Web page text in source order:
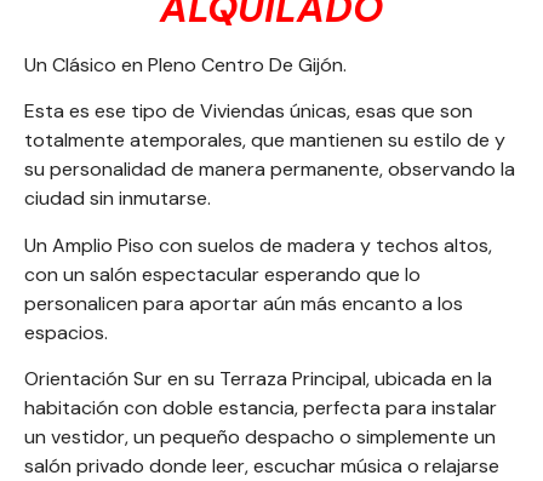
Un Clásico en Pleno Centro De Gijón.
Esta es ese tipo de Viviendas únicas, esas que son
totalmente atemporales, que mantienen su estilo de y
su personalidad de manera permanente, observando la
ciudad sin inmutarse.
Un Amplio Piso con suelos de madera y techos altos,
con un salón espectacular esperando que lo
personalicen para aportar aún más encanto a los
espacios.
Orientación Sur en su Terraza Principal, ubicada en la
habitación con doble estancia, perfecta para instalar
un vestidor, un pequeño despacho o simplemente un
salón privado donde leer, escuchar música o relajarse